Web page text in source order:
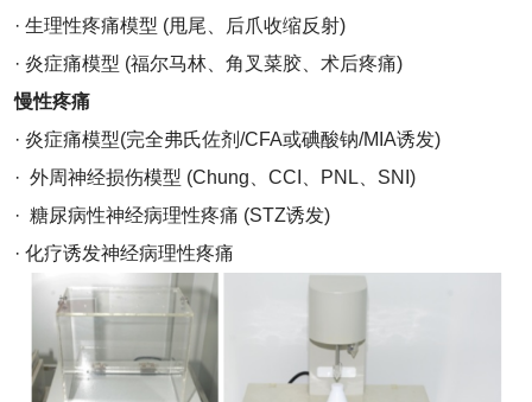
· 生理性疼痛模型 (甩尾、后爪收缩反射)
· 炎症痛模型 (福尔马林、角叉菜胶、术后疼痛)
慢性疼痛
· 炎症痛模型(完全弗氏佐剂/CFA或碘酸钠/MIA诱发)
· 外周神经损伤模型 (Chung、CCI、PNL、SNI)
· 糖尿病性神经病理性疼痛 (STZ诱发)
· 化疗诱发神经病理性疼痛